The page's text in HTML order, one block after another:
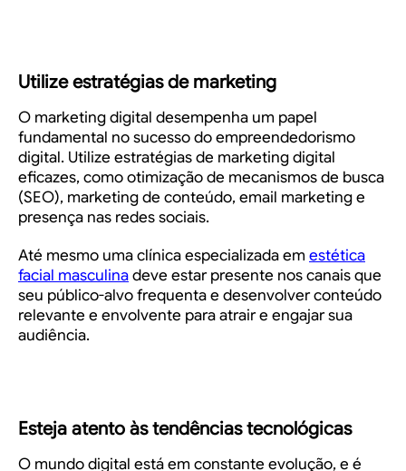
Utilize estratégias de marketing
O marketing digital desempenha um papel
fundamental no sucesso do empreendedorismo
digital. Utilize estratégias de marketing digital
eficazes, como otimização de mecanismos de busca
(SEO), marketing de conteúdo, email marketing e
presença nas redes sociais.
Até mesmo uma clínica especializada em estética
facial masculinadeve estar presente nos canais que
seu público-alvo frequenta e desenvolver conteúdo
relevante e envolvente para atrair e engajar sua
audiência.
Esteja atento às tendências tecnológicas
O mundo digital está em constante evolução, e é